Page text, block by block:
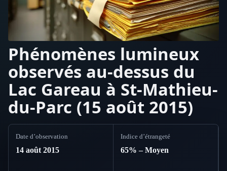
Phénomènes lumineux
observés au-dessus du
Lac Gareau à St-Mathieu-
du-Parc (15 août 2015)
Date d’observation
14 août 2015
Indice d’étrangeté
65% – Moyen